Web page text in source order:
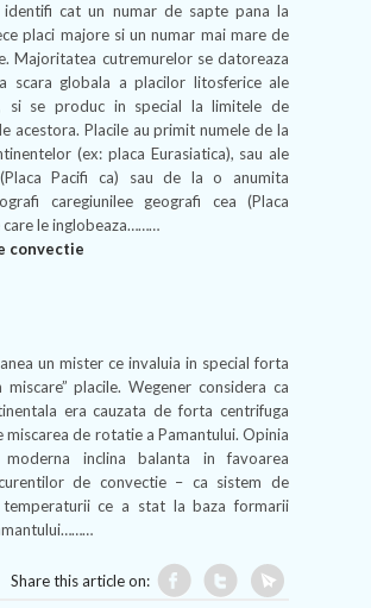
identifi cat un numar de sapte pana la
placi majore si un numar mai mare de
Majoritatea cutremurelor se datoreaza
scara globala a placilor litosferice ale
si se produc in special la limitele de
acestora. Placile au primit numele de la
(ex: placa Eurasiatica), sau ale
Pacifi ca) sau de la o anumita
caregiunilee geografi cea (Placa
care le inglobeaza………
convectie
un mister ce invaluia in special forta
miscare” placile. Wegener considera ca
era cauzata de forta centrifuga
miscarea de rotatie a Pamantului. Opinia
inclina balanta in favoarea
de convectie – ca sistem de
ce a stat la baza formarii
Share this article on: